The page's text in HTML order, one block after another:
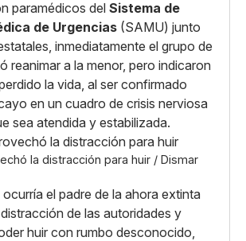
paramédicos delSistema de
de Urgencias (SAMU) junto
inmediatamente el grupo de
reanimar a la menor, pero indicaron
la vida, al ser confirmado
en un cuadro de crisis nerviosa
sea atendida y estabilizada.
la distracción para huir / Dismar
el padre de la ahora extinta
de las autoridades y
huir con rumbo desconocido,